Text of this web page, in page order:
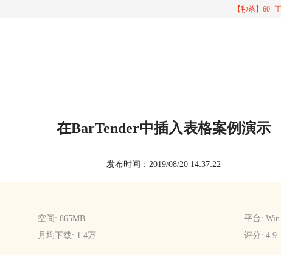
【秒杀】60+
在BarTender中插入表格案例演示
发布时间：2019/08/20 14:37:22
空间: 865MB
平台:
月均下载: 1.4万 评分: 4.9